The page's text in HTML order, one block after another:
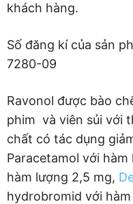
khách hàng.
Số đăng kí của sản
7280-09
Ravonol được bào
phim và viên sủi với
chất có tác dụng
Paracetamol với
hàm lượng 2,5 mg,
hydrobromid với